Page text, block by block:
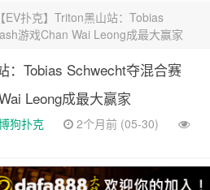
2026世界杯外围投注网站，注册Bodog博狗投注最高送3888奖金
【EV扑克】Triton黑山站：Tobias
游戏Chan Wai Leong成最大赢家
：Tobias Schwecht夺混合赛
Leong成最大赢家
狗扑克
2个月前 (05-30)